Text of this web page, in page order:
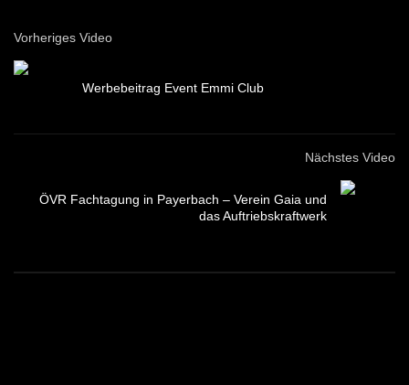
Vorheriges Video
Werbebeitrag Event Emmi Club
Nächstes Video
ÖVR Fachtagung in Payerbach – Verein Gaia und
das Auftriebskraftwerk